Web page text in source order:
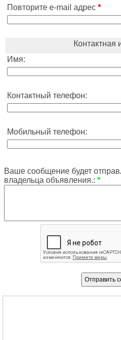
Повторите e-mail адрес *
Имя:
Контактный телефон:
Мобильный телефон:
Ваше сообщение будет
владельца объявления.: *